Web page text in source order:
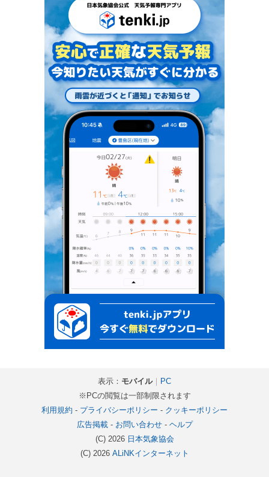
表示： モバイル｜ PC
※PCの閲覧は一部制限されます
利用規約 - プライバシーポリシー - クッキーポリシー
広告掲載- お問い合わせ- ヘルプ
(C) 2026 日本気象協会
(C) 2026 ALiNKインターネット